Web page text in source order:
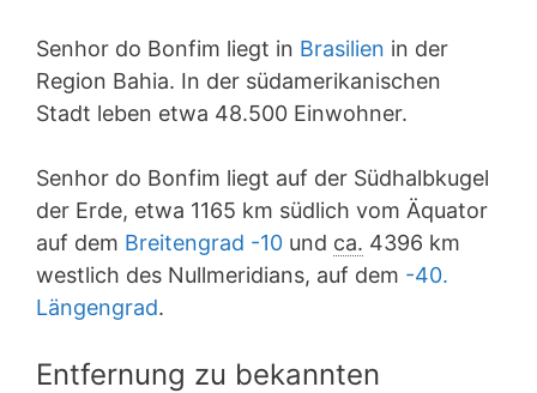
Senhor do Bonfim liegt in Brasilien in der
Region Bahia. In der südamerikanischen
Stadt leben etwa 48.500 Einwohner.
Senhor do Bonfim liegt auf der Südhalbkugel
der Erde, etwa 1165 km südlich vom Äquator
auf dem Breitengrad -10 und ca. 4396 km
westlich des Nullmeridians, auf dem -40.
Längengrad.
Entfernung zu bekannten